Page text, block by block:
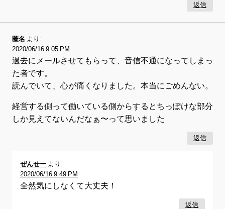
返信
匿名 より:
2020/06/16 9:05 PM
過去にメールさせてもらって、音信不通になってしまっ
た者です。
読んでいて、心が痛くなりました。本当にごめんない。
経営する側って働いている側からするとちっぽけな部分
しか見えてないんだなぁ〜って思いました
返信
ぜんせー より:
2020/06/16 9:49 PM
全然気にしなくて大丈夫！
返信